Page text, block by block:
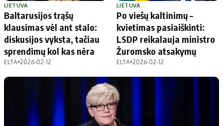
Privatumo politika
Redakcijos politika
Receptai
LIETUVA
Baltarusijos trąšų
klausimas vėl ant stalo:
diskusijos vyksta, tačiau
sprendimų kol kas nėra
ELTA•2026-02-12
LIETUVA
Po viešų kaltinimų –
kvietimas pasiaiškinti:
LSDP reikalauja ministro
Žuromsko atsakymų
ELTA•2026-02-12